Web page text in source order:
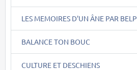
LES MEMOIRES D'UN ÂNE PAR BELP
BALANCE TON BOUC
CULTURE ET DESCHIENS